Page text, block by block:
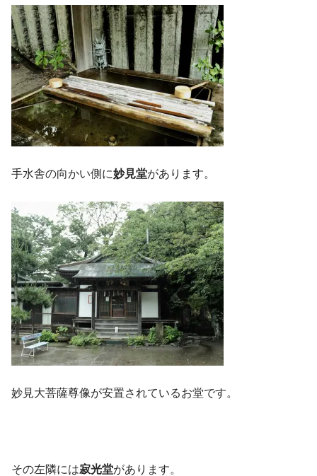
手水舎の向かい側に妙見堂があります。
妙見大菩薩尊像が安置されているお堂です。
その左隣には寂光堂があります。